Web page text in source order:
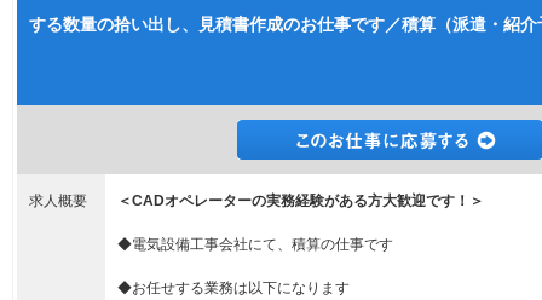
する数量の拾い出し、見積書作成のお仕事です／積算（派遣・紹
求人概要 ＜CADオペレーターの実務経験がある方大歓迎です！＞
◆電気設備工事会社にて、積算の仕事です
◆お任せする業務は以下になります